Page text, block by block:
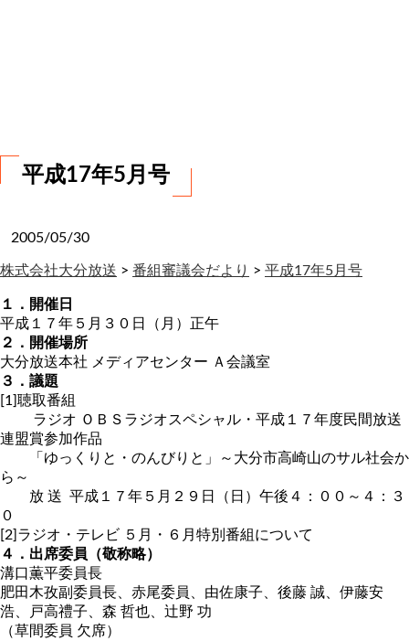
平成17年5月号
2005/05/30
株式会社大分放送 > 番組審議会だより > 平成17年5月号
１．開催日
平成１７年５月３０日（月）正午
２．開催場所
大分放送本社 メディアセンター Ａ会議室
３．議題
[1]聴取番組
ラジオ ＯＢＳラジオスペシャル・平成１７年度民間放送
連盟賞参加作品
「ゆっくりと・のんびりと」～大分市高崎山のサル社会か
ら～
放 送 平成１７年５月２９日（日）午後４：００～４：３
０
[2]ラジオ・テレビ ５月・６月特別番組について
４．出席委員（敬称略）
溝口薫平委員長
肥田木孜副委員長、赤尾委員、由佐康子、後藤 誠、伊藤安
浩、戸高禮子、森 哲也、辻野 功
（草間委員 欠席）